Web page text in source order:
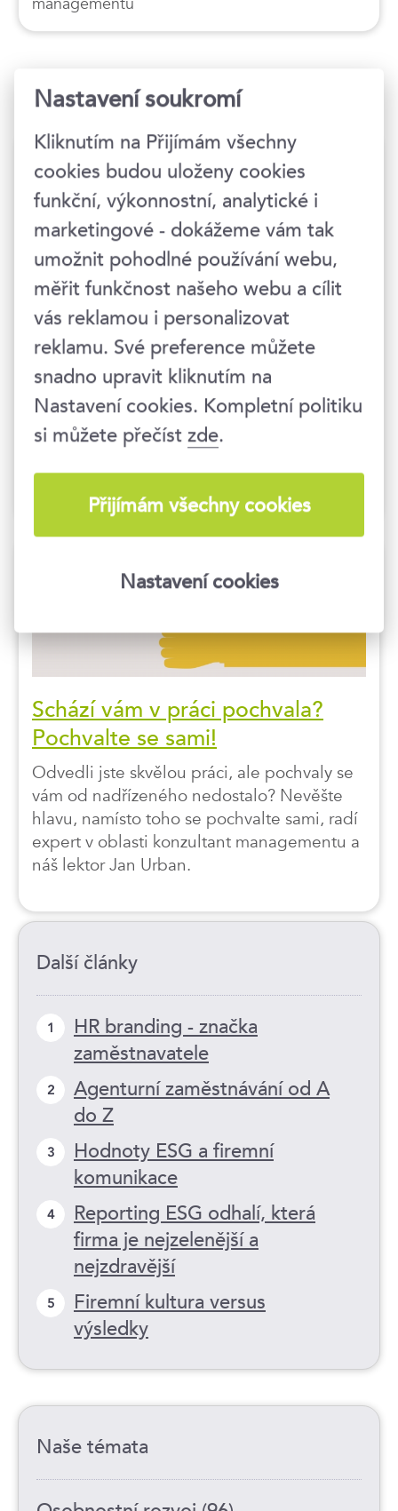
DALŠÍ ČLÁNKY AUTORA
Personální controlling
Personální controlling představuje
specifický a nezastupitelný nástroj
personálního managementu. Zaměřuje
personální činnosti na podporu strategie
podniku, spojuje plánování, kontrolu a
hodnocení personálních procesů. Co vše se
pod tímto pojmem skrývá?
Schází vám v práci pochvala?
Pochvalte se sami!
Odvedli jste skvělou práci, ale pochvaly se
vám od nadřízeného nedostalo? Nevěšte
hlavu, namísto toho se pochvalte sami, radí
expert v oblasti konzultant managementu a
náš lektor Jan Urban.
Další články
1
HR branding - značka
zaměstnavatele
2
Agenturní zaměstnávání od A
do Z
3
Hodnoty ESG a firemní
komunikace
4
Reporting ESG odhalí, která
firma je nejzelenější a
nejzdravější
5
Firemní kultura versus
výsledky
Naše témata
Nastavení soukromí
Kliknutím na Přijímám všechny
cookies budou uloženy cookies
funkční, výkonnostní, analytické i
marketingové - dokážeme vám tak
umožnit pohodlné používání webu,
měřit funkčnost našeho webu a cílit
vás reklamou i personalizovat
reklamu. Své preference můžete
snadno upravit kliknutím na
Nastavení cookies. Kompletní politiku
si můžete přečístzde.
Přijímám všechny cookies
Nastavení cookies